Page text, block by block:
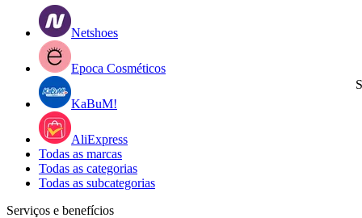
Netshoes
Epoca Cosméticos
KaBuM!
AliExpress
Todas as marcas
Todas as categorias
Todas as subcategorias
Serviços e benefícios